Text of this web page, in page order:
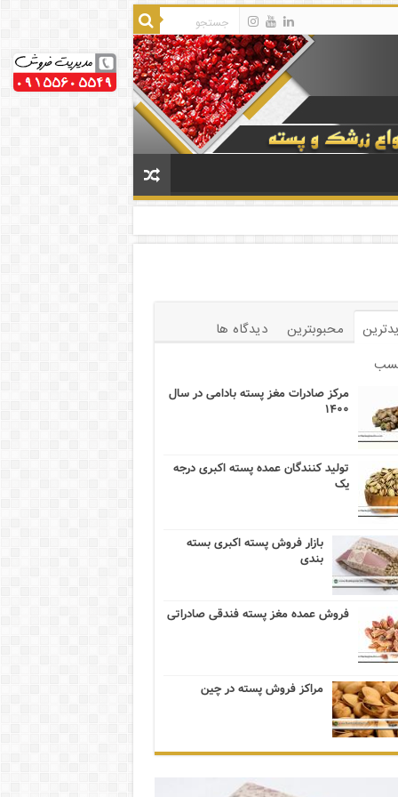
محبوبترین
دیدگاه ها
مرکز صادرات مغز پسته بادامی در سال
۱۴۰۰
تولید کنندگان عمده پسته اکبری درجه
یک
بازار فروش پسته اکبری بسته
بندی
فروش عمده مغز پسته فندقی صادراتی
مراکز فروش پسته در چین